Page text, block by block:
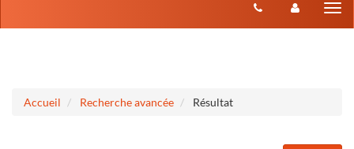
Accueil Recherche avancée Résultat